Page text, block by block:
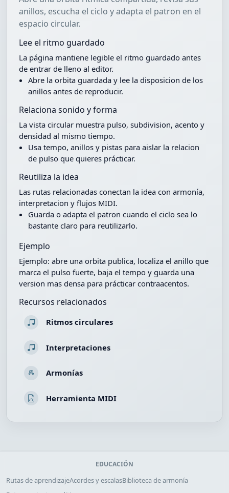
anillos, escucha el ciclo y adapta el patron en el
espacio circular.
Lee el ritmo guardado
La página mantiene legible el ritmo guardado antes
de entrar de lleno al editor.
Abre la orbita guardada y lee la disposicion de los
anillos antes de reproducir.
Relaciona sonido y forma
La vista circular muestra pulso, subdivision, acento y
densidad al mismo tiempo.
Usa tempo, anillos y pistas para aislar la relacion
de pulso que quieres prácticar.
Reutiliza la idea
Las rutas relacionadas conectan la idea con armonía,
interpretacion y flujos MIDI.
Guarda o adapta el patron cuando el ciclo sea lo
bastante claro para reutilizarlo.
Ejemplo
Ejemplo: abre una orbita publica, localiza el anillo que
marca el pulso fuerte, baja el tempo y guarda una
version mas densa para prácticar contraacentos.
Recursos relacionados
Ritmos circulares
Interpretaciones
Armonías
Herramienta MIDI
EDUCACIÓN
Rutas de aprendizajeAcordes y escalasBiblioteca de armonía